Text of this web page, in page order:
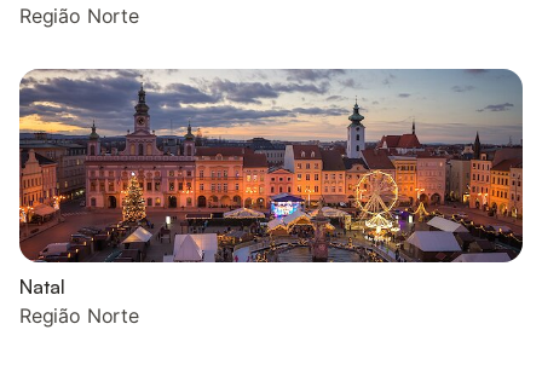
Região Norte
Natal
Região Norte